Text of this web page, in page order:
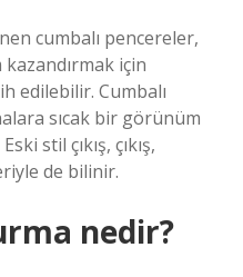
cumbalı pencereler,
için
edilebilir. Cumbalı
sıcak bir görünüm
stil çıkış, çıkış,
de bilinir.
nedir?